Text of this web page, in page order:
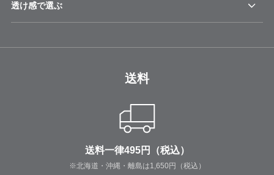
透け感で選ぶ
送料
送料一律495円（税込）
※北海道・沖縄・離島は1,650円（税込）